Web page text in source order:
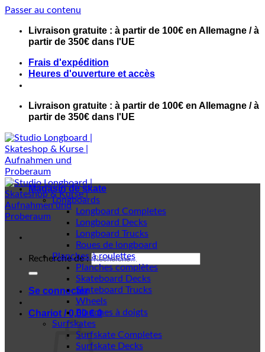
Passer au contenu
Livraison gratuite : à partir de 100€ en Allemagne / à
partir de 350€ dans l'UE
Frais d'expédition
Heures d'ouverture et accès
Livraison gratuite : à partir de 100€ en Allemagne / à
partir de 350€ dans l'UE
Recherche de :
Se connecter
Chariot /0,00€ 0
Magasin de skate
Longboards
Longboard Completes
Longboard Decks
Longboard Trucks
Roues de longboard
Planches à roulettes
Planches complètes
Skateboard Decks
Skateboard Trucks
Wheels
Planches à doigts
Surfskates
Surfskate Completes
Surfskate Decks